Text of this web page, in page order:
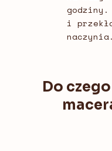
godziny.
i
naczynia.
Do